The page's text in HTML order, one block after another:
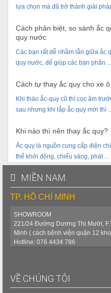
lựa chọn mà đã trở thành giải
Cách phân biệt, so sánh ắc
quy nước
Các bạn rất dễ nhầm lẫn giữa ắc
quy nước, để giúp các bạn phân ...
Cách tự thay ắc quy cho xe
Khi tháo ắc-quy cũ thì cọc âm
sau nhưng khi lắp ắc-quy mới thì
Khi nào thì nên thay ắc quy?
Ắc quy là nguồn cung cấp điện
thể khởi động, chiếu sáng, phát ...
MIỀN NAM.
TP. HỒ CHÍ MINH
SHOWROOM
221/24 Đường Dương Thị Mười,
Minh ( cách bệnh viện quận 12
Hotline: 076 4434 786
VỀ CHÚNG TÔI